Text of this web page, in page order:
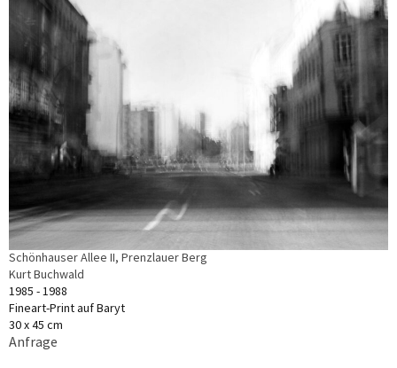
Schönhauser Allee II, Prenzlauer Berg
Kurt Buchwald
1985 - 1988
Fineart-Print auf Baryt
30 x 45 cm
Anfrage